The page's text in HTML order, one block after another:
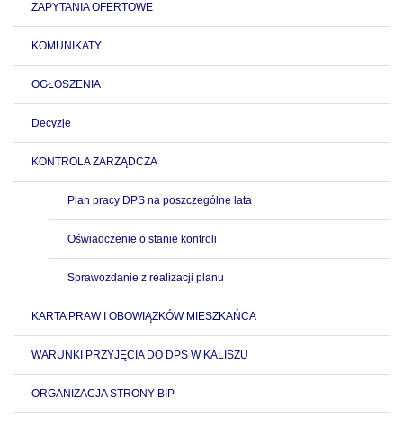
ZAPYTANIA OFERTOWE
KOMUNIKATY
OGŁOSZENIA
Decyzje
KONTROLA ZARZĄDCZA
Plan pracy DPS na poszczególne lata
Oświadczenie o stanie kontroli
Sprawozdanie z realizacji planu
KARTA PRAW I OBOWIĄZKÓW MIESZKAŃCA
WARUNKI PRZYJĘCIA DO DPS W KALISZU
ORGANIZACJA STRONY BIP